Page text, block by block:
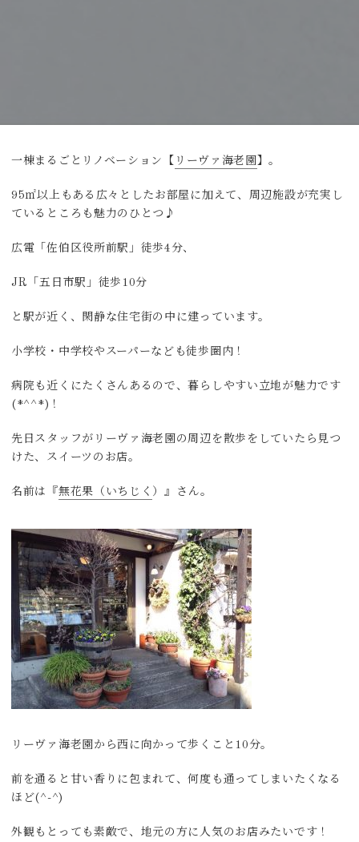
一棟まるごとリノベーション【 リーヴァ海老園 】。
95㎡以上もある広々としたお部屋に加えて、周辺施設が充実し
ているところも魅力のひとつ♪
広電「佐伯区役所前駅」徒歩4分、
JR「五日市駅」徒歩10分
と駅が近く、閑静な住宅街の中に建っています。
小学校・中学校やスーパーなども徒歩圏内！
病院も近くにたくさんあるので、暮らしやすい立地が魅力です
(*^^*)！
先日スタッフがリーヴァ海老園の周辺を散歩をしていたら見つ
けた、スイーツのお店。
名前は『 無花果（いちじく ）』さん。
リーヴァ海老園から西に向かって歩くこと10分。
前を通ると甘い香りに包まれて、何度も通ってしまいたくなる
ほど(^-^)
外観もとっても素敵で、地元の方に人気のお店みたいです！